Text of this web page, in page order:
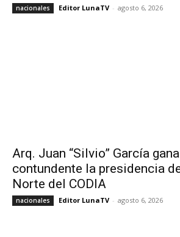
nacionales Editor LunaTV - agosto 6, 2026
Arq. Juan “Silvio” García
contundente la presidencia
Norte del CODIA
nacionales Editor LunaTV - agosto 6, 2026